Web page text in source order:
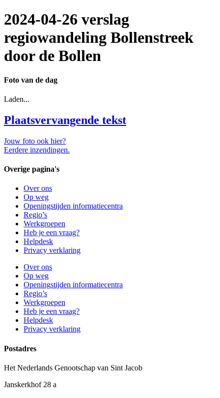
2024-04-26 verslag
regiowandeling Bollenstreek
door de Bollen
Foto van de dag
Laden...
Plaatsvervangende tekst
Jouw foto ook hier?
Eerdere inzendingen.
Overige pagina's
Over ons
Op weg
Openingstijden informatiecentra
Regio’s
Werkgroepen
Heb je een vraag?
Helpdesk
Privacy verklaring
Over ons
Op weg
Openingstijden informatiecentra
Regio’s
Werkgroepen
Heb je een vraag?
Helpdesk
Privacy verklaring
Postadres
Het Nederlands Genootschap van Sint Jacob
Janskerkhof 28 a